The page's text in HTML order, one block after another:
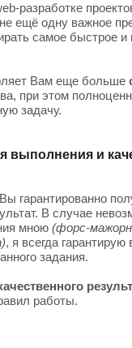
разработке
ещё одну важное
самое быстрое и
Вам еще больше
при этом
задачу.
выполнения и
гарантированно
В случае
мною (форс-
, я всегда гарантирую
задания.
работы.